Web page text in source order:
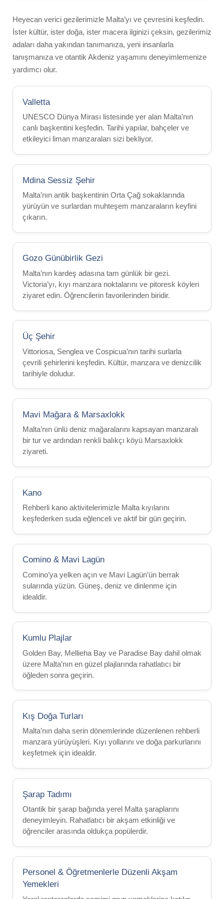
Ogretmenlerimiz
İngilizce öğretmek
Okul Etkinlikleri
ST Star Awards
Akreditasyon
Erasmus+
Konaklama
Konforlu Okul Daireleri
Bir Öğretmenle Kalın
Oteller
Hilton 5*
Cavalieri 4*
Argento 4*
Valentina 3*
Plaza 3*
Csomagok 2026
Malta
2026 Etkinlikleri
Etkinlikler
Plaj Lido
Gerçekler
Fotoğraflar
Heyecan verici gezilerimizle Malta’yı ve çevresini keşfedin.
İster kültür, ister doğa, ister macera ilginizi çeksin, gezilerimiz
adaları daha yakından tanımanıza, yeni insanlarla
tanışmanıza ve otantik Akdeniz yaşamını deneyimlemenize
yardımcı olur.
Valletta
UNESCO Dünya Mirası listesinde yer alan Malta’nın
canlı başkentini keşfedin. Tarihi yapılar, bahçeler ve
etkileyici liman manzaraları sizi bekliyor.
Mdina Sessiz Şehir
Malta’nın antik başkentinin Orta Çağ sokaklarında
yürüyün ve surlardan muhteşem manzaraların keyfini
çıkarın.
Gozo Günübirlik Gezi
Malta’nın kardeş adasına tam günlük bir gezi.
Victoria’yı, kıyı manzara noktalarını ve pitoresk köyleri
ziyaret edin. Öğrencilerin favorilerinden biridir.
Üç Şehir
Vittoriosa, Senglea ve Cospicua’nın tarihi surlarla
çevrili şehirlerini keşfedin. Kültür, manzara ve denizcilik
tarihiyle doludur.
Mavi Mağara & Marsaxlokk
Malta’nın ünlü deniz mağaralarını kapsayan manzaralı
bir tur ve ardından renkli balıkçı köyü Marsaxlokk
ziyareti.
Kano
Rehberli kano aktivitelerimizle Malta kıyılarını
keşfederken suda eğlenceli ve aktif bir gün geçirin.
Comino & Mavi Lagün
Comino’ya yelken açın ve Mavi Lagün’ün berrak
sularında yüzün. Güneş, deniz ve dinlenme için
idealdir.
Kumlu Plajlar
Golden Bay, Mellieha Bay ve Paradise Bay dahil olmak
üzere Malta’nın en güzel plajlarında rahatlatıcı bir
öğleden sonra geçirin.
Kış Doğa Turları
Malta’nın daha serin dönemlerinde düzenlenen rehberli
manzara yürüyüşleri. Kıyı yollarını ve doğa parkurlarını
keşfetmek için idealdir.
Şarap Tadımı
Otantik bir şarap bağında yerel Malta şaraplarını
deneyimleyin. Rahatlatıcı bir akşam etkinliği ve
öğrenciler arasında oldukça popülerdir.
Personel & Öğretmenlerle Düzenli Akşam
Yemekleri